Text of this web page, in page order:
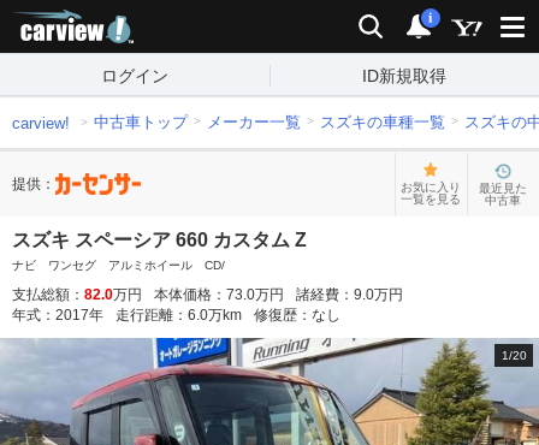
検索 通知
i
ログイン ID新規取得
carview! 中古車トップ メーカー一覧 スズキの車種一覧 スズキの
提供：
お気に入り
一覧を見る
最近見た
中古車
スズキ スペーシア 660 カスタム Z
ナビ ワンセグ アルミホイール CD/
支払総額： 82.0万円 本体価格： 73.0万円 諸経費： 9.0万円
年式： 2017年 走行距離： 6.0万km 修復歴： なし
1/20